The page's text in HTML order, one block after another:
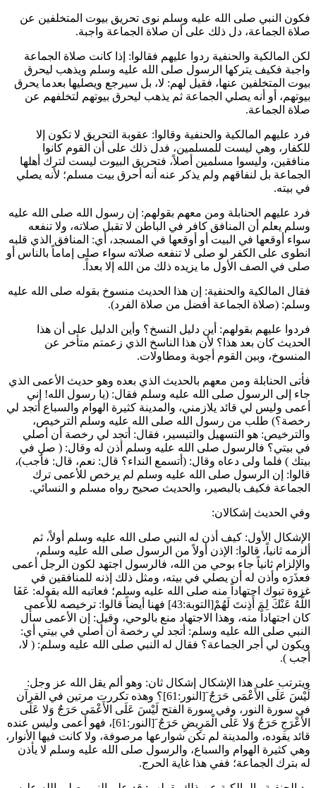
فكون النبي صلى الله عليه وسلم نوى تحريق بيوت المتخلفين عن
صلاة الجماعة، دل ذلك على أن صلاة الجماعة واجبة.
لكن المالكية والحنفية ردوا عليهم فقالوا: إذا كانت صلاة الجماعة
واجبة فكيف يتركها الرسول صلى الله عليه وسلم ويذهب ليحرق
بيوت المتخلفين عنها، فقيل لهم: لا، بل سيرجع ويصليها بعدما يحرق
بيوتهم، أو أنه يصلي الجماعة ثم يذهب ليحرق بيوتهم لتخلفهم عن
صلاة الجماعة.
فرد عليهم المالكية والحنفية وقالوا: عقوبة التحريق لا تكون إلا
للكفار، وهي ليست للمسلمين، فدل ذلك على أن القوم كانوا
منافقين، وليسوا مسلمين أصلاً، فتحريق البيوت ليست لترك أهلها
الجماعة بل لنفاقهم ولم يذكر عنه أنه أحرق بيت مسلم؛ لأنه يصلي
في بيته.
فرد عليهم الحنابلة ومن معهم بقولهم: إن رسول الله صلى الله عليه
وسلم يعلم أن المنافق كافر في الباطن لا تقبل صلاته، ولا تنفعه
سواء أوقعها في البيت أو أوقعها في المسجد، أي: المنافق الذي قلبه
انطوى على الكفر لو صلى لا تنفعه صلاته سواء صلى إماماً بالناس أو
صلى في الصف الأول ما يزيده ذلك من الله إلا بعداً.
فقال المالكية والحنفية: إن هذا الحديث منسوخ بقوله صلى الله عليه
وسلم: (صلاة الجماعة أفضل من صلاة الفرد).
فردوا عليهم بقولهم: أين دليل النسخ؟ وأين الدليل على أن هذا
الحديث كان بعد هذا؟ لأن هذا الناسخ الذي زعمتم متأخر عن
المنسوخ، وبين القوم أجوبة ومطاولات.
فأتى الحنابلة ومن معهم بالحديث الذي بعده وهو حديث الأعمى الذي
جاء إلى الرسول صلى الله عليه وسلم فقال: (يا رسول الله! إني
أعمى وليس لي قائد يلازمني، والمدينة كثيرة الهوام والسباع أتجد لي
رخصة؟) طلب من رسول الله صلى الله عليه وسلم الترخيص،
والترخيص: هو التسهيل والتيسير، فقال: أتجد لي رخصة أن أصلي
في بيتي؟ فالرسول صلى الله عليه وسلم أذن له وقال: ( صلِ في
بيتك ) فلما ولى دعاه وقال: ( أتسمع النداء؟ قال: نعم، قال: فأجب)،
قالوا: إن الرسول صلى الله عليه وسلم لم يرخص للأعمى ترك
الجماعة فكيف بالبصير، والحديث صحيح رواه مسلم و النسائي.
وفي الحديث إشكالان:
الإشكال الأول: كيف أذن له النبي صلى الله عليه وسلم أولاً، ثم
ألزمه ثانياً، قالوا: الإذن أولاً من الرسول صلى الله عليه وسلم،
والإلزام ثانياً جاء بوحي من الله، فالرسول اجتهد لكون الرجل أعمى
فعذَرَه وأذن له أن يصلي في بيته، ومثل ذلك إذنه للمنافقين في
غزوة تبوك اجتهاداً منه صلى الله عليه وسلم؛ فعاتبه الله بقوله: عَفَا
اللَّهُ عَنْكَ لِمَ أَذِنتَ لَهُمْ[التوبة:43] فهنا أيضاً قالوا: ترخيصه للأعمى
كان اجتهاداً منه، وهذا الاجتهاد منع بالوحي، وقيل: إن الأعمى سأل
النبي صلى الله عليه وسلم: أتجد لي رخصة أن أصلي في بيتي أي:
ويكون لي أجر الجماعة؟ فقال له النبي صلى الله عليه وسلم: ( لا،
أجب ).
ويترتب على هذا الإشكال إشكال ثان: وهو ألم يقل الله عز وجل:
لَيْسَ عَلَى الأَعْمَى حَرَجٌ َ[النور:61]؟ وهذه تكررت مرتين في القرآن
في سورة النور، وفي سورة الفتح لَيْسَ عَلَى الأَعْمَى حَرَجٌ وَلا عَلَى
الأَعْرَجِ حَرَجٌ وَلا عَلَى الْمَرِيضِ حَرَجٌ َ[النور:61]، فهو أعمى وليس عنده
قائد يقوده، والمدينة لم تكن شوارعها مرصوفة، ولا كانت فيها الأنوار،
وهي كثيرة الهوام والسباع، والرسول صلى الله عليه وسلم لا يأذن
له بترك الجماعة؛ ففي هذا غاية الحرج.